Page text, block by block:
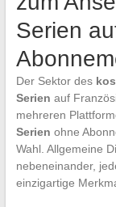
Serien
Der Sektor des
Serien auf
mehreren
Serien ohne
Wahl. Allgemeine
nebeneinander,
einzigartige